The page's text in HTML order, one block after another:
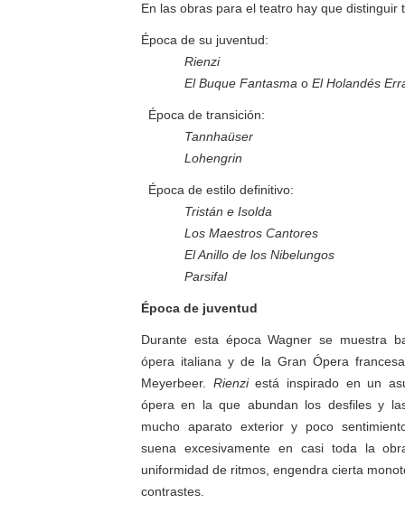
En las obras para el teatro hay que distinguir
Época de su juventud:
Rienzi
El Buque Fantasma o El Holandés
Época de transición:
Tannhaüser
Lohengrin
Época de estilo definitivo:
Tristán e Isolda
Los Maestros Cantores
El Anillo de los Nibelungos
Parsifal
Época de juventud
Durante esta época Wagner se muestra
ópera italiana y de la Gran Ópera
Meyerbeer. Rienziestá inspirado en un
ópera en la que abundan los desfiles y
mucho aparato exterior y poco
suena excesivamente en casi toda la
uniformidad de ritmos, engendra cierta
contrastes.